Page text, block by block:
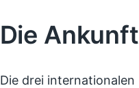
Die
Die drei